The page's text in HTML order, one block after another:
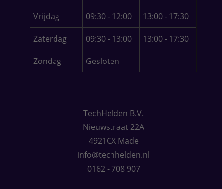
Vrijdag 09:30 - 12:00 13:00 - 17:30
Zaterdag 09:30 - 13:00 13:00 - 17:30
Zondag Gesloten
TechHelden B.V.
Nieuwstraat 22A
4921CX Made
info@techhelden.nl
0162 - 708 907